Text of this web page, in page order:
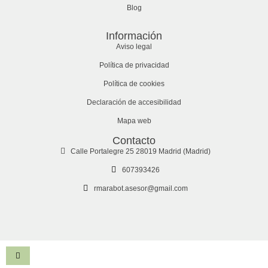
Blog
Información
Aviso legal
Política de privacidad
Política de cookies
Declaración de accesibilidad
Mapa web
Contacto
Calle Portalegre 25 28019 Madrid (Madrid)
607393426
rmarabot.asesor@gmail.com